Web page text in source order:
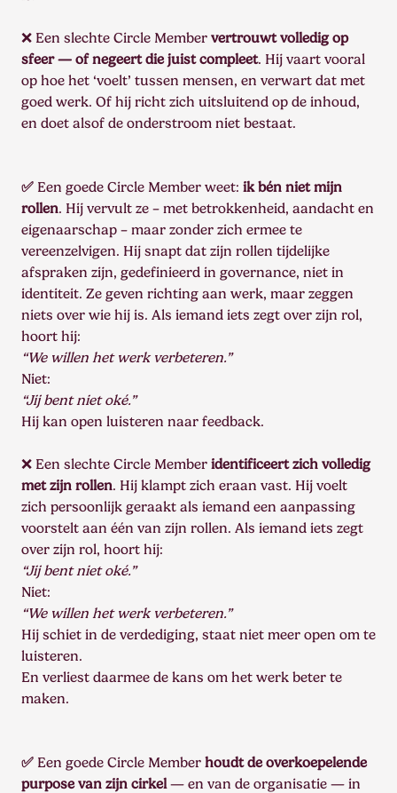
❌ Een slechte Circle Member vertrouwt volledig op
sfeer — of negeert die juist compleet. Hij vaart vooral
op hoe het ‘voelt’ tussen mensen, en verwart dat met
goed werk. Of hij richt zich uitsluitend op de inhoud,
en doet alsof de onderstroom niet bestaat.
✅ Een goede Circle Member weet: ik bén niet mijn
rollen. Hij vervult ze – met betrokkenheid, aandacht en
eigenaarschap – maar zonder zich ermee te
vereenzelvigen. Hij snapt dat zijn rollen tijdelijke
afspraken zijn, gedefinieerd in governance, niet in
identiteit. Ze geven richting aan werk, maar zeggen
niets over wie hij is. Als iemand iets zegt over zijn rol,
hoort hij:
“We willen het werk verbeteren.”
Niet:
“Jij bent niet oké.”
Hij kan open luisteren naar feedback.
❌ Een slechte Circle Member identificeert zich volledig
met zijn rollen. Hij klampt zich eraan vast. Hij voelt
zich persoonlijk geraakt als iemand een aanpassing
voorstelt aan één van zijn rollen. Als iemand iets zegt
over zijn rol, hoort hij:
“Jij bent niet oké.”
Niet:
“We willen het werk verbeteren.”
Hij schiet in de verdediging, staat niet meer open om te
luisteren.
En verliest daarmee de kans om het werk beter te
maken.
✅ Een goede Circle Member houdt de overkoepelende
purpose van zijn cirkel— en van de organisatie — in